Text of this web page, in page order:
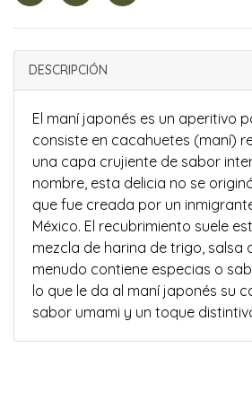
DESCRIPCIÓN
El maní japonés es un aperitivo
consiste en cacahuetes (maní)
una capa crujiente de sabor
nombre, esta delicia no se
que fue creada por un
México. El recubrimiento suele
mezcla de harina de trigo, salsa
menudo contiene especias o
lo que le da al maní japonés su
sabor umami y un toque